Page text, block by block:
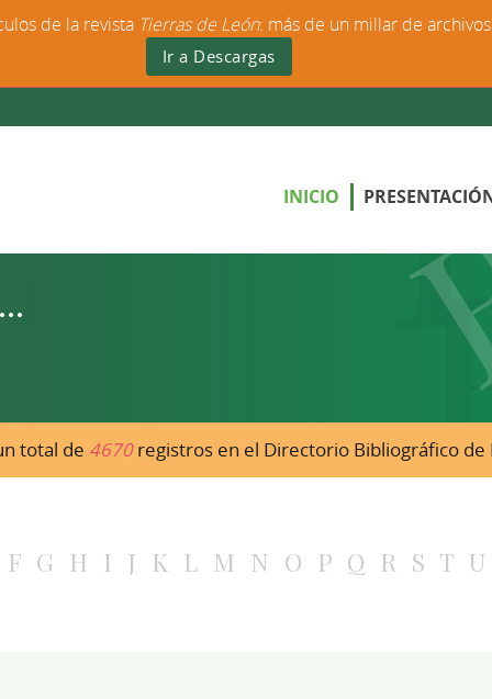
INICIO
total de 4670registros en el Directorio Bibliográfico de
F G H I J K L M N O P Q R S T U
de la revista Tierras de León: más de un millar de
Ir a Descargas